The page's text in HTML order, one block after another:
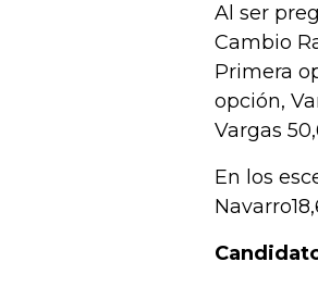
Al ser
Cambio
Primera
opción,
Vargas
En los